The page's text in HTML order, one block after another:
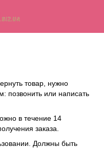
товар, нужно
позвонить или написать
в течение 14
заказа.
Должны быть